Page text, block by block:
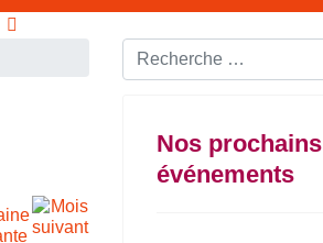
Rechercher ...
Nos prochains
événements